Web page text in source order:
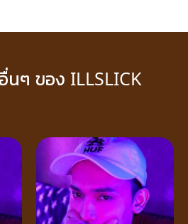
นๆ ของ ILLSLICK